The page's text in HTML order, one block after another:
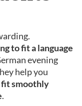
to fit a language
evening
help you
fit smoothly
.